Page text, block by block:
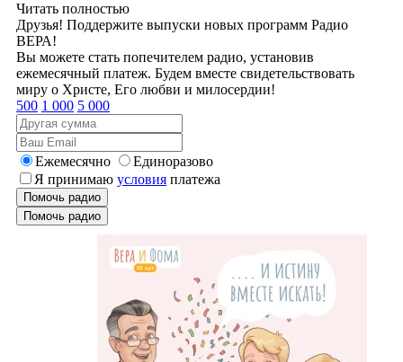
Читать полностью
Друзья! Поддержите выпуски новых программ Радио
ВЕРА!
Вы можете стать попечителем радио, установив
ежемесячный платеж. Будем вместе свидетельствовать
миру о Христе, Его любви и милосердии!
500 1 000 5 000
Ежемесячно
Единоразово
Я принимаю условия платежа
Помочь радио
Помочь радио